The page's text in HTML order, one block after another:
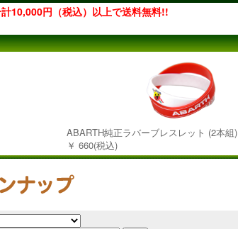
10,000円（税込）以上で送料無料!!
ABARTH純正ラバーブレスレット (2本組)
￥ 660(税込)